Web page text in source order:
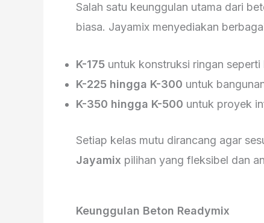
Salah satu keunggulan utama dari
biasa. Jayamix menyediakan
K-175 untuk konstruksi ringan
K-225 hingga K-300 untuk
K-350 hingga K-500 untuk proyek
Setiap kelas mutu dirancang agar
Jayamix pilihan yang fleksibel dan
Keunggulan Beton Readymix